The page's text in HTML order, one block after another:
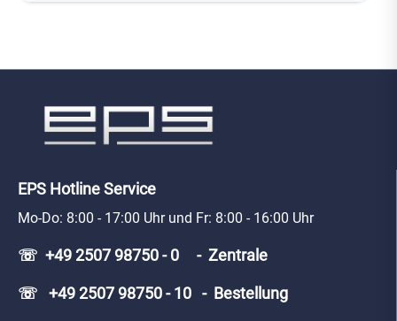
EPS Hotline Service
Mo-Do: 8:00 - 17:00 Uhr und Fr: 8:00 - 16:00 Uhr
☏ +49 2507 98750 - 0 - Zentrale
☏ +49 2507 98750 - 10 - Bestellung